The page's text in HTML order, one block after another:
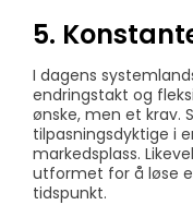
5.
I dagens
endringstakt og
ønske, men et krav.
tilpasningsdyktige i
markedsplass.
utformet for å løse
tidspunkt.